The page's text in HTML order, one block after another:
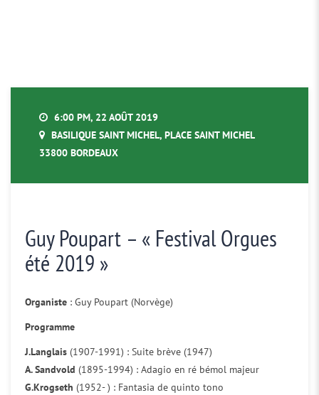
6:00 PM, 22 AOÛT 2019
BASILIQUE SAINT MICHEL, PLACE SAINT MICHEL
33800 BORDEAUX
Guy Poupart – « Festival Orgues
été 2019 »
Organiste : Guy Poupart (Norvège)
Programme
J.Langlais (1907-1991) : Suite brève (1947)
A. Sandvold (1895-1994) : Adagio en ré bémol majeur
G.Krogseth (1952- ) : Fantasia de quinto tono